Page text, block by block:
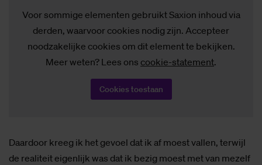
Voor sommige elementen gebruikt Saxion inhoud via
derden, waarvoor cookies nodig zijn. Accepteer
noodzakelijke cookies om dit element te bekijken.
Meer weten? Lees ons cookie-statement.
Cookies toestaan
Daardoor kreeg ik het gevoel dat ik af moest vallen, terwijl
de realiteit eigenlijk was dat ik bezig moest met van mezelf